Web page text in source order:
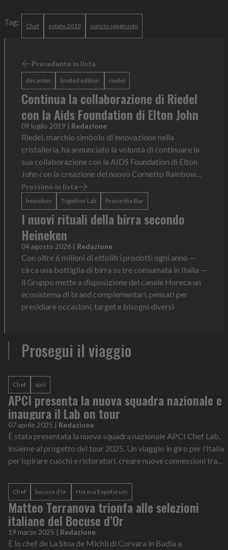
Tag: Chef estate 2019 nunzio spagnuolo
Precedente in lista
decanter limited edition riedel
Continua la collaborazione di Riedel
con la Aids Foundation di Elton John
09 luglio 2019 | Redazione
Riedel, marchio simbolo di innovazione nella
cristalleria, ha annunciato la volontà di continuare la
sua collaborazione con la AIDS Foundation di Elton
John con la creazione del nuovo Cornetto Rainbow...
Prossimo in lista
heineken Together Lab Praise the Bar
I nuovi rituali della birra secondo
Heineken
04 agosto 2026 | Redazione
Con oltre 6 milioni di ettolitri prodotti ogni anno —
circa una bottiglia di birra su tre consumata in Italia —
il Gruppo mette a disposizione del canale Horeca un
ecosistema di brand complementari, pensati per
presidiare occasioni, target e bisogni diversi
Prosegui il viaggio
Chef apci
APCI presenta la nuova squadra nazionale e
inaugura il Lab on tour
07 aprile 2025 | Redazione
È stata presentata la nuova squadra nazionale APCI Chef Lab,
insieme al progetto del tour 2025. Un viaggio in giro per l’Italia
per ispirare cuochi e ristoratori, creare nuove connessioni tra
Chef bocuse d'or Horeca Expoforum
Matteo Terranova trionfa alle selezioni
italiane del Bocuse d’Or
19 marzo 2025 | Redazione
È lo chef de La Stua de Michil di Corvara in Badia a